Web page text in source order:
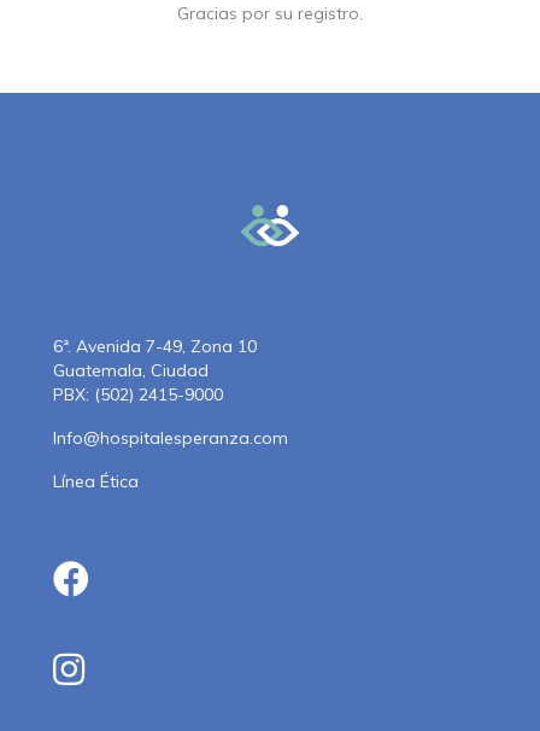
Gracias por su registro.
6ª. Avenida 7-49, Zona 10
Guatemala, Ciudad
PBX: (502) 2415-9000
Info@hospitalesperanza.com
Línea Ética